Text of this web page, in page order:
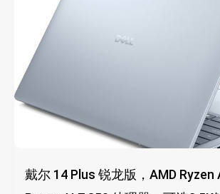
戴尔 14 Plus 锐龙版，AMD Ryzen